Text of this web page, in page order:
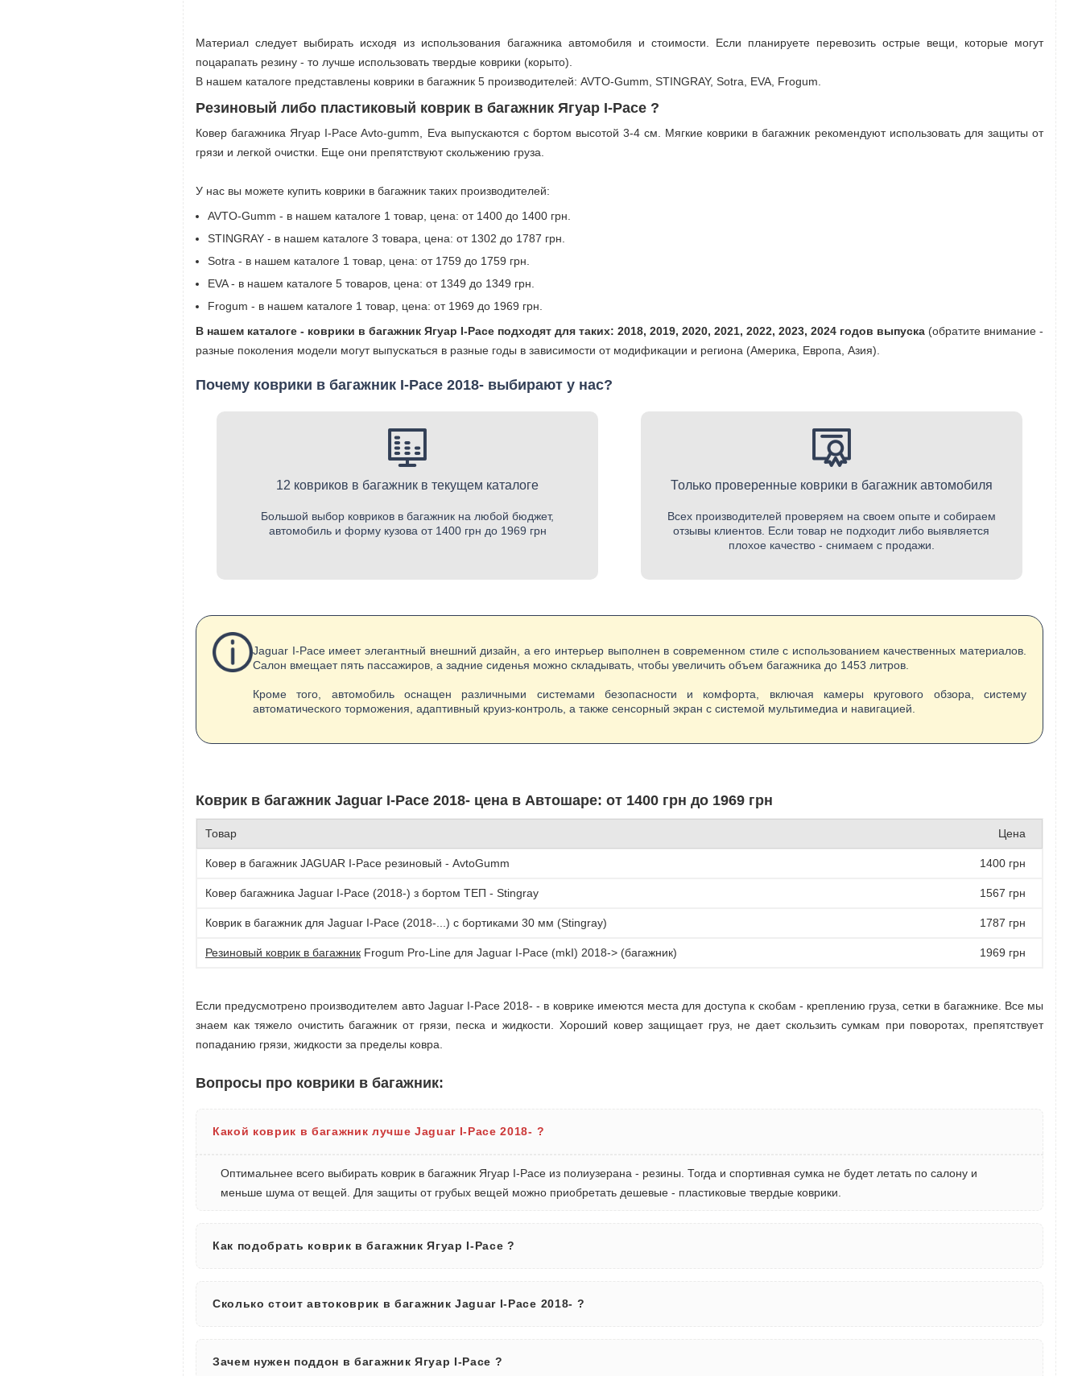
Материал следует выбирать исходя из использования багажника автомобиля и стоимости. Если планируете перевозить острые вещи, которые могут
поцарапать резину - то лучше использовать твердые коврики (корыто).
В нашем каталоге представлены коврики в багажник 5 производителей: AVTO-Gumm, STINGRAY, Sotra, EVA, Frogum.
Резиновый либо пластиковый коврик в багажник Ягуар I-Pace ?
Ковер багажника Ягуар I-Pace Avto-gumm, Eva выпускаются с бортом высотой 3-4 см. Мягкие коврики в багажник рекомендуют использовать для защиты от
грязи и легкой очистки. Еще они препятствуют скольжению груза.
У нас вы можете купить коврики в багажник таких производителей:
AVTO-Gumm - в нашем каталоге 1 товар, цена: от 1400 до 1400 грн.
STINGRAY - в нашем каталоге 3 товара, цена: от 1302 до 1787 грн.
Sotra - в нашем каталоге 1 товар, цена: от 1759 до 1759 грн.
EVA - в нашем каталоге 5 товаров, цена: от 1349 до 1349 грн.
Frogum - в нашем каталоге 1 товар, цена: от 1969 до 1969 грн.
В нашем каталоге - коврики в багажник Ягуар I-Pace подходят для таких: 2018, 2019, 2020, 2021, 2022, 2023, 2024 годов выпуска (обратите внимание -
разные поколения модели могут выпускаться в разные годы в зависимости от модификации и региона (Америка, Европа, Азия).
Почему коврики в багажник I-Pace 2018- выбирают у нас?
12 ковриков в багажник в текущем каталоге
Большой выбор ковриков в багажник на любой бюджет,
автомобиль и форму кузова от 1400 грн до 1969 грн
Только проверенные коврики в багажник автомобиля
Всех производителей проверяем на своем опыте и собираем
отзывы клиентов. Если товар не подходит либо выявляется
плохое качество - снимаем с продажи.
Jaguar I-Pace имеет элегантный внешний дизайн, а его интерьер выполнен в современном стиле с использованием качественных материалов.
Салон вмещает пять пассажиров, а задние сиденья можно складывать, чтобы увеличить объем багажника до 1453 литров.
Кроме того, автомобиль оснащен различными системами безопасности и комфорта, включая камеры кругового обзора, систему
автоматического торможения, адаптивный круиз-контроль, а также сенсорный экран с системой мультимедиа и навигацией.
Коврик в багажник Jaguar I-Pace 2018- цена в Автошаре: от 1400 грн до 1969 грн
Товар Цена
Ковер в багажник JAGUAR I-Pace резиновый - AvtoGumm 1400 грн
Ковер багажника Jaguar I-Pace (2018-) з бортом ТЕП - Stingray 1567 грн
Коврик в багажник для Jaguar I-Pace (2018-...) с бортиками 30 мм (Stingray) 1787 грн
Резиновый коврик в багажник Frogum Pro-Line для Jaguar I-Pace (mkI) 2018-> (багажник) 1969 грн
Если предусмотрено производителем авто Jaguar I-Pace 2018- - в коврике имеются места для доступа к скобам - креплению груза, сетки в багажнике. Все мы
знаем как тяжело очистить багажник от грязи, песка и жидкости. Хороший ковер защищает груз, не дает скользить сумкам при поворотах, препятствует
попаданию грязи, жидкости за пределы ковра.
Вопросы про коврики в багажник:
Какой коврик в багажник лучше Jaguar I-Pace 2018- ?
Оптимальнее всего выбирать коврик в багажник Ягуар I-Pace из полиузерана - резины. Тогда и спортивная сумка не будет летать по салону и
меньше шума от вещей. Для защиты от грубых вещей можно приобретать дешевые - пластиковые твердые коврики.
Как подобрать коврик в багажник Ягуар I-Pace ?
Сколько стоит автоковрик в багажник Jaguar I-Pace 2018- ?
Зачем нужен поддон в багажник Ягуар I-Pace ?